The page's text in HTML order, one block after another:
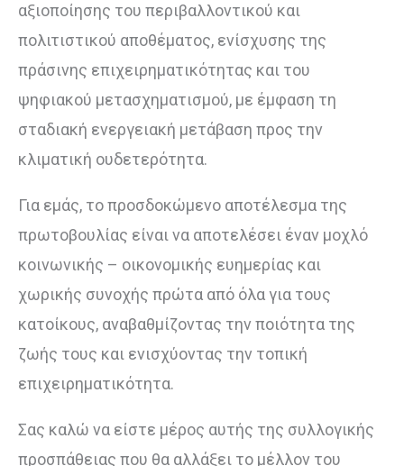
αξιοποίησης του περιβαλλοντικού και
πολιτιστικού αποθέματος, ενίσχυσης της
πράσινης επιχειρηματικότητας και του
ψηφιακού μετασχηματισμού, με έμφαση τη
σταδιακή ενεργειακή μετάβαση προς την
κλιματική ουδετερότητα.
Για εμάς, το προσδοκώμενο αποτέλεσμα της
πρωτοβουλίας είναι να αποτελέσει έναν μοχλό
κοινωνικής – οικονομικής ευημερίας και
χωρικής συνοχής πρώτα από όλα για τους
κατοίκους, αναβαθμίζοντας την ποιότητα της
ζωής τους και ενισχύοντας την τοπική
επιχειρηματικότητα.
Σας καλώ να είστε μέρος αυτής της συλλογικής
προσπάθειας που θα αλλάξει το μέλλον του